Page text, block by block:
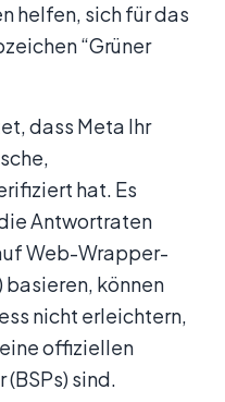
helfen, sich für das
“Grüner
dass Meta Ihr
hat. Es
Antwortraten
Web-Wrapper-
basieren, können
nicht erleichtern,
offiziellen
sind.